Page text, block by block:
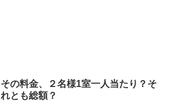
その料金、２名様1室一人当たり？そ
れとも総額？